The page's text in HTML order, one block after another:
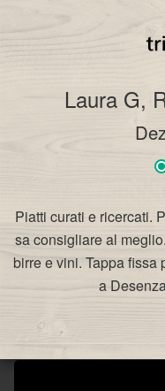
Laura G,
Piatti curati e ricercati.
sa consigliare al
birre e vini. Tappa
a